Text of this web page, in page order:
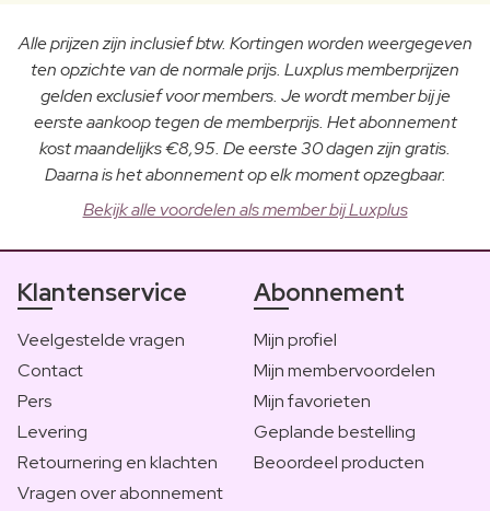
Alle prijzen zijn inclusief btw. Kortingen worden weergegeven
ten opzichte van de normale prijs. Luxplus memberprijzen
gelden exclusief voor members. Je wordt member bij je
eerste aankoop tegen de memberprijs. Het abonnement
kost maandelijks €8,95. De eerste 30 dagen zijn gratis.
Daarna is het abonnement op elk moment opzegbaar.
Bekijk alle voordelen als member bij Luxplus
Klantenservice
Veelgestelde vragen
Contact
Pers
Levering
Retournering en klachten
Vragen over abonnement
Abonnement
Mijn profiel
Mijn membervoordelen
Mijn favorieten
Geplande bestelling
Beoordeel producten